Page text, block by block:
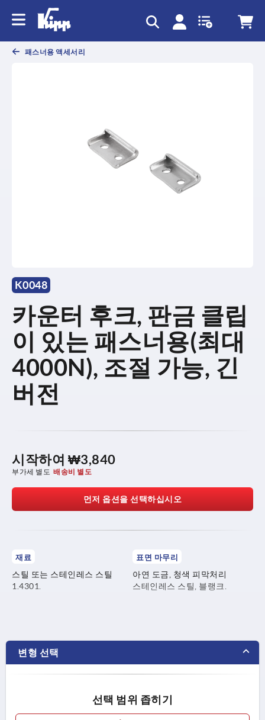
패스너용 액세서리
K0048
카운터 후크, 판금 클립
이 있는 패스너용(최대
4000N), 조절 가능, 긴
버전
시작하여 ₩3,840
부가세 별도 배송비 별도
먼저 옵션을 선택하십시오
재료
스틸 또는 스테인레스 스틸
1.4301.
표면 마무리
아연 도금, 청색 피막처리
스테인레스 스틸, 블랭크.
변형 선택
선택 범위 좁히기